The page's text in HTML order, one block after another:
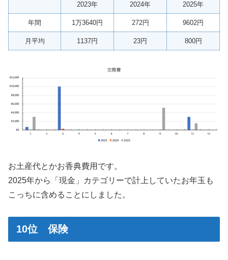
2023年 2024年 2025年
年間 1万3640円 272円 9602円
月平均 1137円 23円 800円
お土産代とかお香典費用です。
2025年から「現金」カテゴリーで計上していたお年玉も
こっちに含めることにしました。
10位 保険